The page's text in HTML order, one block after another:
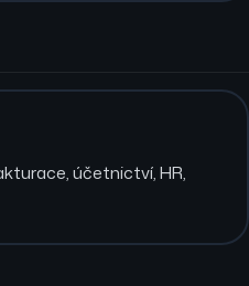
účetnictví, HR,